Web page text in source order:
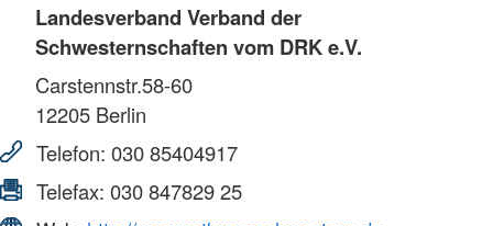
Landesverband Verband der
Schwesternschaften vom DRK e.V.
Carstennstr.58-60
12205 Berlin
Telefon: 030 85404917
Telefax: 030 847829 25